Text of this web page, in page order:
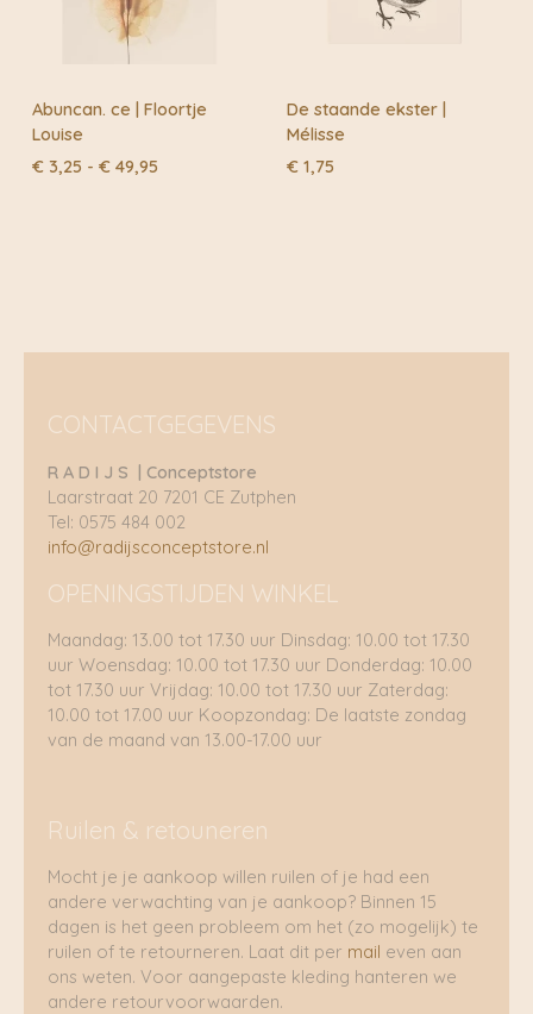
Abuncan. ce | Floortje
Louise
€ 3,25 - € 49,95
De staande ekster |
Mélisse
€ 1,75
CONTACTGEGEVENS
R A D I J S | Conceptstore
Laarstraat 20 7201 CE Zutphen
Tel: 0575 484 002
info@radijsconceptstore.nl
OPENINGSTIJDEN WINKEL
Maandag: 13.00 tot 17.30 uur Dinsdag: 10.00 tot 17.30
uur Woensdag: 10.00 tot 17.30 uur Donderdag: 10.00
tot 17.30 uur Vrijdag: 10.00 tot 17.30 uur Zaterdag:
10.00 tot 17.00 uur Koopzondag: De laatste zondag
van de maand van 13.00-17.00 uur
Ruilen & retouneren
Mocht je je aankoop willen ruilen of je had een
andere verwachting van je aankoop? Binnen 15
dagen is het geen probleem om het (zo mogelijk) te
ruilen of te retourneren. Laat dit per mail even aan
ons weten. Voor aangepaste kleding hanteren we
andere retourvoorwaarden.